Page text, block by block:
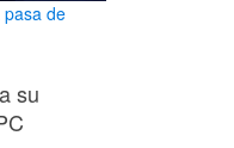
de
su